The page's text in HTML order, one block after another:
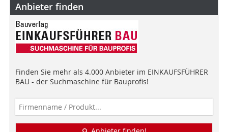
Anbieter finden
Finden Sie mehr als 4.000 Anbieter im EINKAUFSFÜHRER
BAU - der Suchmaschine für Bauprofis!